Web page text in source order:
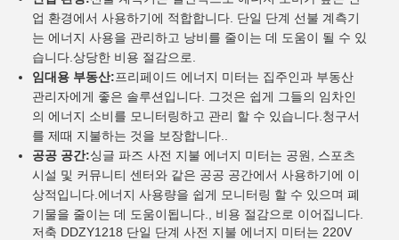
업 환경에서 사용하기에 적합합니다. 단일 단계 선불 계측기
는 에너지 사용을 관리하고 낭비를 줄이는 데 도움이 될 수 있
습니다.상당한 비용 절감으로.
임대용 부동산:프리페이드 에너지 미터는 집주인과 부동산
관리자에게 좋은 솔루션입니다. 그것은 쉽게 그들의 임차인
의 에너지 소비를 모니터링하고 관리 할 수 있습니다.청구서
를 제때 지불하는 것을 보장합니다..
공공 공간:싱글 파즈 사전 지불 에너지 미터는 공원, 스포츠
시설 및 커뮤니티 센터와 같은 공공 공간에서 사용하기에 이
상적입니다.에너지 사용량을 쉽게 모니터링 할 수 있으며 폐
기물을 줄이는 데 도움이됩니다., 비용 절감으로 이어집니다.
저축 DDZY1218 단일 단계 사전 지불 에너지 미터는 220V